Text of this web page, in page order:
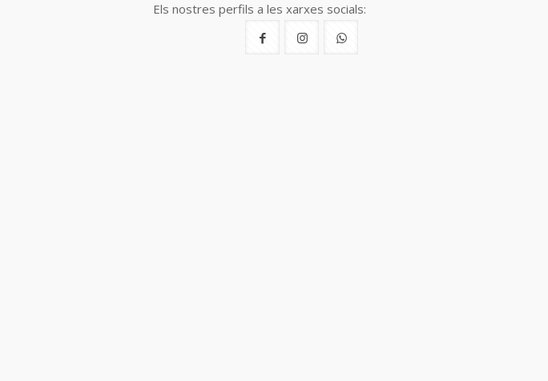
Els nostres perfils a les xarxes socials: